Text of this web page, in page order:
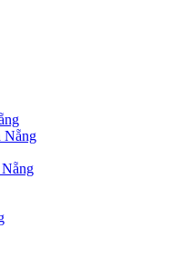
Nẵng